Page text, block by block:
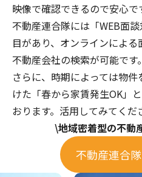
映像で確認できるので安心で
不動産連合隊には「WEB面
目があり、オンラインによ
不動産会社の検索が可能です。
さらに、時期によっては物
けた「春から家賃発生OK」
おります。活用してみてくだ
\地域密着型の不動
不動産連合